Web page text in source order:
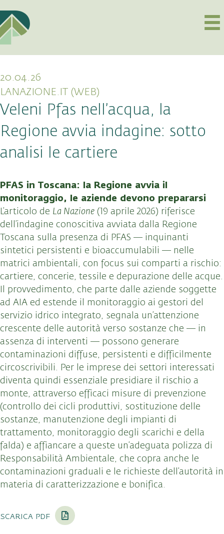
20.04.26
LANAZIONE.IT (WEB)
Veleni Pfas nell’acqua, la
Regione avvia indagine: sotto
analisi le cartiere
PFAS in Toscana: la Regione avvia il
monitoraggio, le aziende devono prepararsi
L’articolo de La Nazione (19 aprile 2026) riferisce
dell’indagine conoscitiva avviata dalla Regione
Toscana sulla presenza di PFAS — inquinanti
sintetici persistenti e bioaccumulabili — nelle
matrici ambientali, con focus sui comparti a rischio:
cartiere, concerie, tessile e depurazione delle acque.
Il provvedimento, che parte dalle aziende soggette
ad AIA ed estende il monitoraggio ai gestori del
servizio idrico integrato, segnala un’attenzione
crescente delle autorità verso sostanze che — in
assenza di interventi — possono generare
contaminazioni diffuse, persistenti e difficilmente
circoscrivibili. Per le imprese dei settori interessati
diventa quindi essenziale presidiare il rischio a
monte, attraverso efficaci misure di prevenzione
(controllo dei cicli produttivi, sostituzione delle
sostanze, manutenzione degli impianti di
trattamento, monitoraggio degli scarichi e della
falda) e affiancare a queste un’adeguata polizza di
Responsabilità Ambientale, che copra anche le
contaminazioni graduali e le richieste dell’autorità in
materia di caratterizzazione e bonifica.
scarica pdf